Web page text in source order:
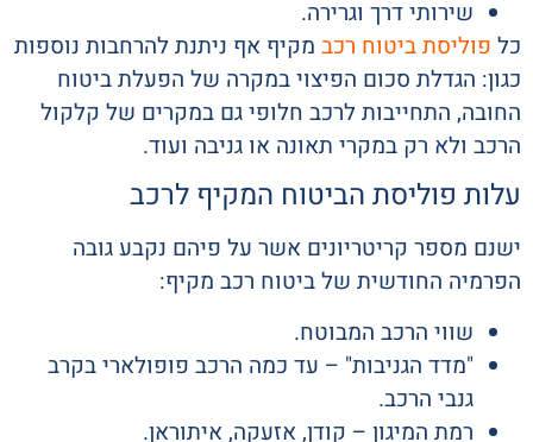
שירותי דרך וגרירה.
כל פוליסת ביטוח רכב מקיף אף ניתנת להרחבות נוספות
כגון: הגדלת סכום הפיצוי במקרה של הפעלת ביטוח
החובה, התחייבות לרכב חלופי גם במקרים של קלקול
הרכב ולא רק במקרי תאונה או גניבה ועוד.
עלות פוליסת הביטוח המקיף לרכב
ישנם מספר קריטריונים אשר על פיהם נקבע גובה
הפרמיה החודשית של ביטוח רכב מקיף:
שווי הרכב המבוטח.
"מדד הגניבות" – עד כמה הרכב פופולארי בקרב
גנבי הרכב.
רמת המיגון – קודן, אזעקה, איתוראן.